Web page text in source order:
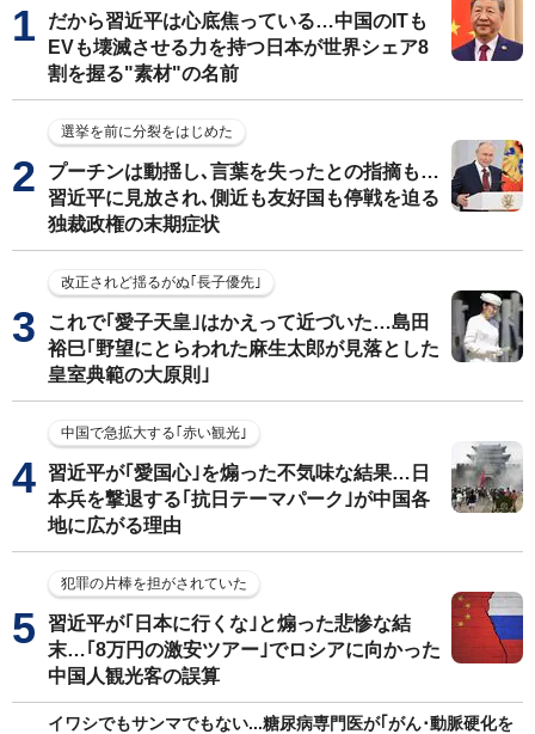
だから習近平は心底焦っている…中国のITも
EVも壊滅させる力を持つ日本が世界シェア8
割を握る"素材"の名前
選挙を前に分裂をはじめた
プーチンは動揺し､言葉を失ったとの指摘も…
習近平に見放され､側近も友好国も停戦を迫る
独裁政権の末期症状
改正されど揺るがぬ｢長子優先｣
これで｢愛子天皇｣はかえって近づいた…島田
裕巳｢野望にとらわれた麻生太郎が見落とした
皇室典範の大原則｣
中国で急拡大する｢赤い観光｣
習近平が｢愛国心｣を煽った不気味な結果…日
本兵を撃退する｢抗日テーマパーク｣が中国各
地に広がる理由
犯罪の片棒を担がされていた
習近平が｢日本に行くな｣と煽った悲惨な結
末…｢8万円の激安ツアー｣でロシアに向かった
中国人観光客の誤算
イワシでもサンマでもない...糖尿病専門医が｢がん･動脈硬化を